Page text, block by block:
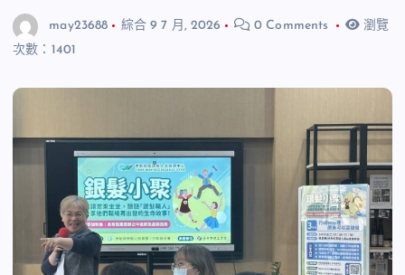
may23688 綜合 9 7 月, 2026 0 Comments
瀏覽
次數：1401